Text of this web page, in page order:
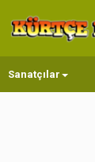
Sanatçılar